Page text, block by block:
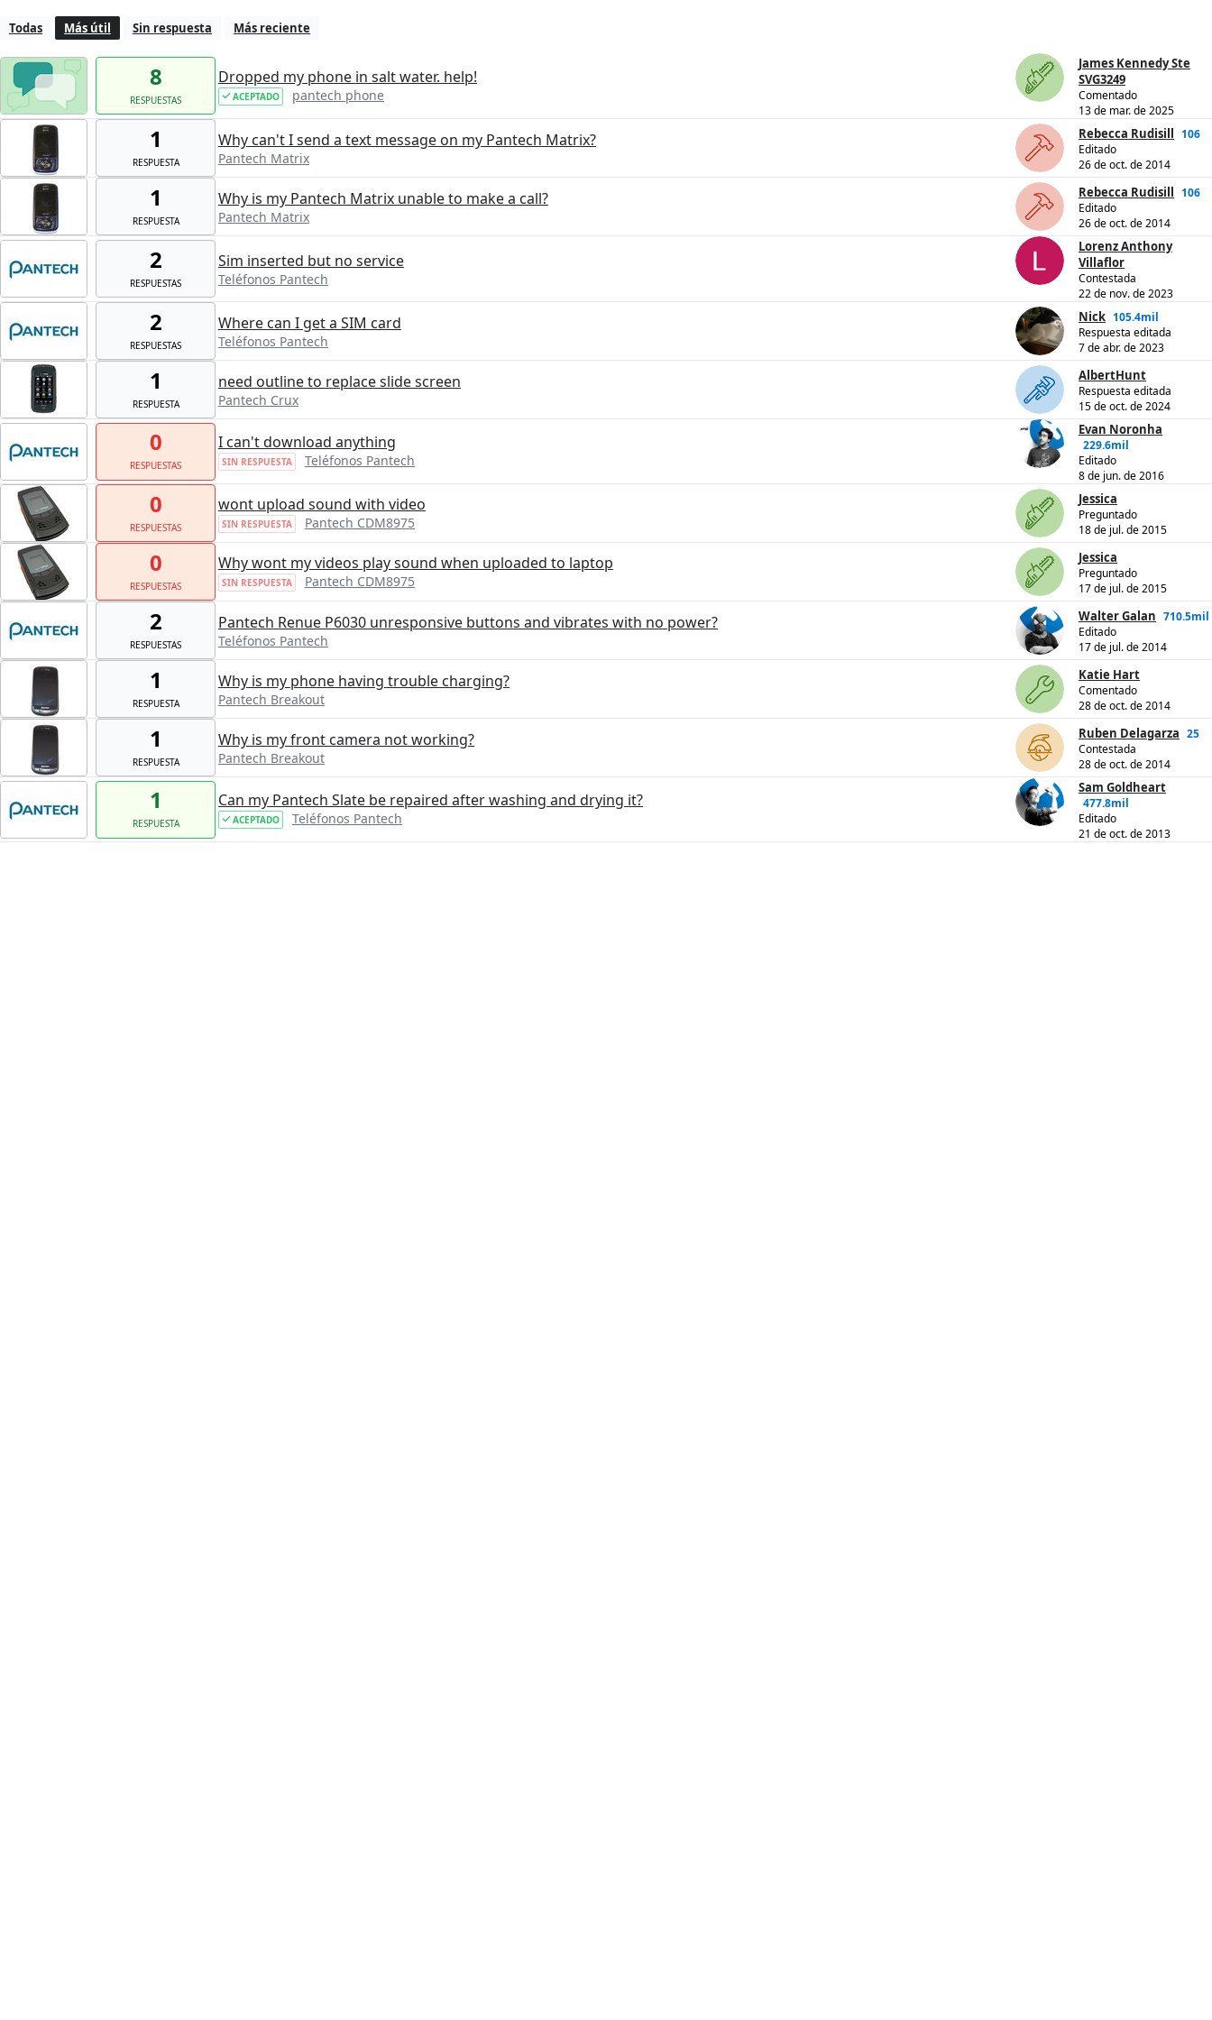
Todas Más útil Sin respuesta Más reciente
8
RESPUESTAS
Dropped my phone in salt water. help!
ACEPTADO pantech phone
James Kennedy Ste
SVG3249
Comentado
13 de mar. de 2025
1
RESPUESTA
Why can't I send a text message on my Pantech Matrix?
Pantech Matrix
Rebecca Rudisill 106
Editado
26 de oct. de 2014
1
RESPUESTA
Why is my Pantech Matrix unable to make a call?
Pantech Matrix
Rebecca Rudisill 106
Editado
26 de oct. de 2014
2
RESPUESTAS
Sim inserted but no service
Teléfonos Pantech
Lorenz Anthony
Villaflor
Contestada
22 de nov. de 2023
2
RESPUESTAS
Where can I get a SIM card
Teléfonos Pantech
Nick 105.4mil
Respuesta editada
7 de abr. de 2023
1
RESPUESTA
need outline to replace slide screen
Pantech Crux
AlbertHunt
Respuesta editada
15 de oct. de 2024
0
RESPUESTAS
I can't download anything
SIN RESPUESTA Teléfonos Pantech
Evan Noronha
229.6mil
Editado
8 de jun. de 2016
0
RESPUESTAS
wont upload sound with video
SIN RESPUESTA Pantech CDM8975
Jessica
Preguntado
18 de jul. de 2015
0
RESPUESTAS
Why wont my videos play sound when uploaded to laptop
SIN RESPUESTA Pantech CDM8975
Jessica
Preguntado
17 de jul. de 2015
2
RESPUESTAS
Pantech Renue P6030 unresponsive buttons and vibrates with no power?
Teléfonos Pantech
Walter Galan 710.5mil
Editado
17 de jul. de 2014
1
RESPUESTA
Why is my phone having trouble charging?
Pantech Breakout
Katie Hart
Comentado
28 de oct. de 2014
1
RESPUESTA
Why is my front camera not working?
Pantech Breakout
Ruben Delagarza 25
Contestada
28 de oct. de 2014
1
RESPUESTA
Can my Pantech Slate be repaired after washing and drying it?
ACEPTADO Teléfonos Pantech
Sam Goldheart
477.8mil
Editado
21 de oct. de 2013